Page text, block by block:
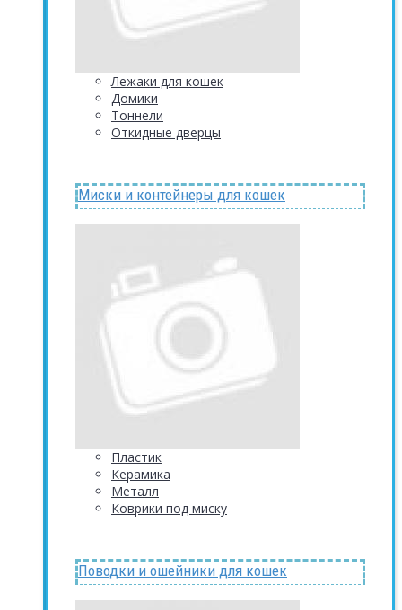
Лежаки для кошек
Домики
Тоннели
Откидные дверцы
Миски и контейнеры для кошек
Пластик
Керамика
Металл
Коврики под миску
Поводки и ошейники для кошек